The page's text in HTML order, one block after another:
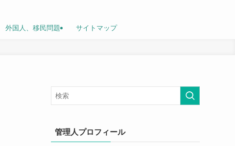
外国人、移民問題 サイトマップ
管理人プロフィール